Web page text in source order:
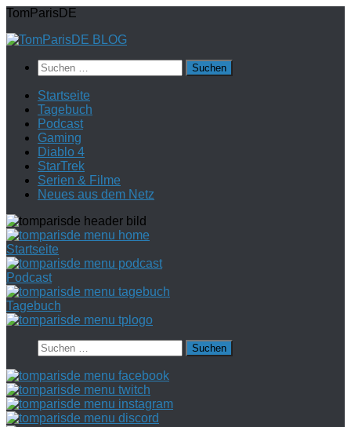
Zum
springen
TomParisDE
Suchen
nach:
Startseite
Tagebuch
Podcast
Gaming
Diablo 4
StarTrek
Serien & Filme
Neues aus dem Netz
Startseite
Podcast
Tagebuch
Suchen
nach: